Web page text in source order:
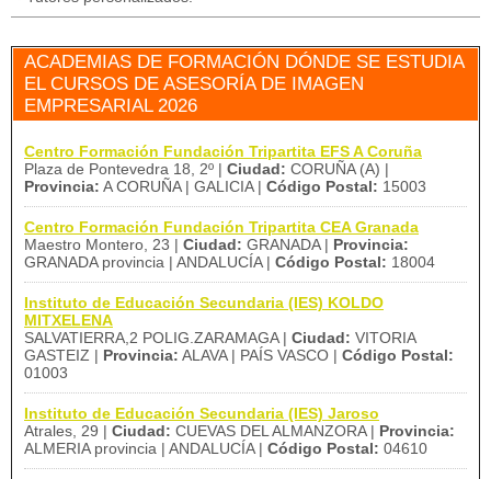
ACADEMIAS DE FORMACIÓN DÓNDE SE ESTUDIA
EL CURSOS DE ASESORÍA DE IMAGEN
EMPRESARIAL 2026
Centro Formación Fundación Tripartita EFS A Coruña
Plaza de Pontevedra 18, 2º | Ciudad: CORUÑA (A) |
Provincia: A CORUÑA | GALICIA | Código Postal: 15003
Centro Formación Fundación Tripartita CEA Granada
Maestro Montero, 23 | Ciudad: GRANADA | Provincia:
GRANADA provincia | ANDALUCÍA | Código Postal: 18004
Instituto de Educación Secundaria (IES) KOLDO
MITXELENA
SALVATIERRA,2 POLIG.ZARAMAGA | Ciudad: VITORIA
GASTEIZ | Provincia: ALAVA | PAÍS VASCO | Código Postal:
01003
Instituto de Educación Secundaria (IES) Jaroso
Atrales, 29 | Ciudad: CUEVAS DEL ALMANZORA | Provincia:
ALMERIA provincia | ANDALUCÍA | Código Postal: 04610